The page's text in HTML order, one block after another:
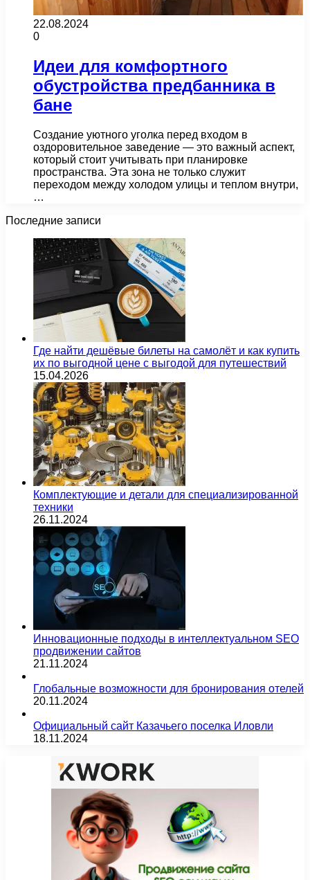
22.08.2024
0
Идеи для комфортного
обустройства предбанника в
бане
Создание уютного уголка перед входом в
оздоровительное заведение — это важный аспект,
который стоит учитывать при планировке
пространства. Эта зона не только служит
переходом между холодом улицы и теплом внутри,
…
Последние записи
Где найти дешёвые билеты на самолёт и как купить
их по выгодной цене с выгодой для путешествий
15.04.2026
Комплектующие и детали для специализированной
техники
26.11.2024
Инновационные подходы в интеллектуальном SEO
продвижении сайтов
21.11.2024
Глобальные возможности для бронирования отелей
20.11.2024
Официальный сайт Казачьего поселка Иловли
18.11.2024